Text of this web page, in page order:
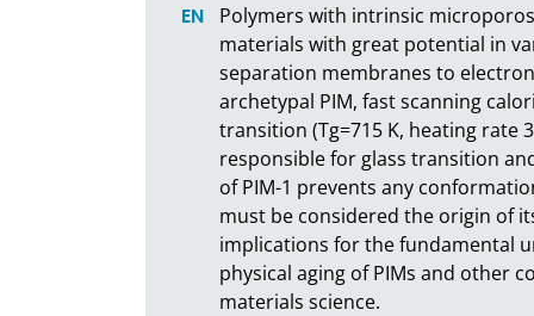
Polymers with intrinsic
materials with great potential in
separation membranes to
archetypal PIM, fast scanning
transition (Tg=715 K, heating rate
responsible for glass transition
of PIM-1 prevents any
must be considered the origin of
implications for the fundamental
physical aging of PIMs and other
materials science.